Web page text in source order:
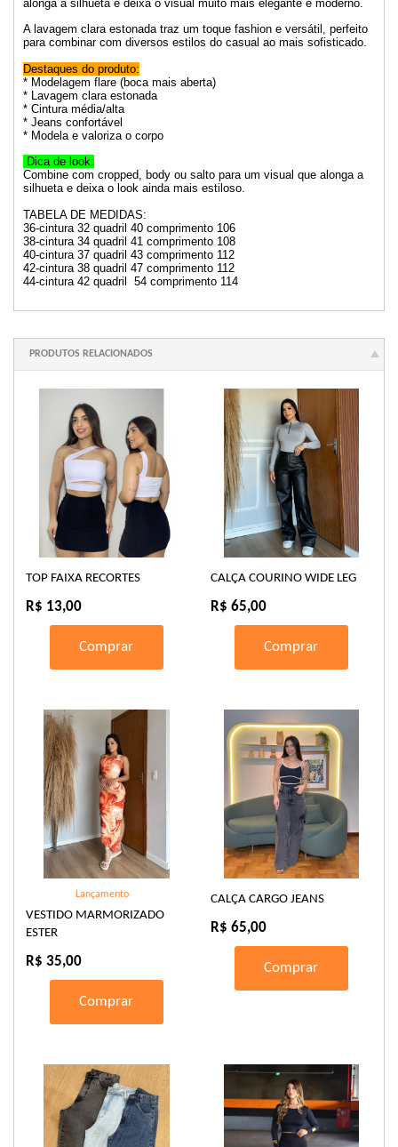
alonga a silhueta e deixa o visual muito mais elegante e moderno.
A lavagem clara estonada traz um toque fashion e versátil, perfeito
para combinar com diversos estilos do casual ao mais sofisticado.
Destaques do produto:
* Modelagem flare (boca mais aberta)
* Lavagem clara estonada
* Cintura média/alta
* Jeans confortável
* Modela e valoriza o corpo
Dica de look:
Combine com cropped, body ou salto para um visual que alonga a
silhueta e deixa o look ainda mais estiloso.
TABELA DE MEDIDAS:
36-cintura 32 quadril 40 comprimento 106
38-cintura 34 quadril 41 comprimento 108
40-cintura 37 quadril 43 comprimento 112
42-cintura 38 quadril 47 comprimento 112
44-cintura 42 quadril 54 comprimento 114
PRODUTOS RELACIONADOS
TOP FAIXA RECORTES
R$ 13,00
Comprar
CALÇA COURINO WIDE LEG
R$ 65,00
Comprar
Lançamento
VESTIDO MARMORIZADO
ESTER
R$ 35,00
Comprar
CALÇA CARGO JEANS
R$ 65,00
Comprar